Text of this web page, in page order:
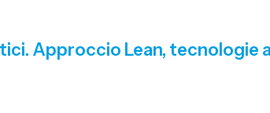
Approccio Lean, tecnologie